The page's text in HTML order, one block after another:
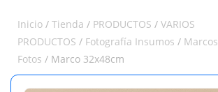
Inicio / Tienda / PRODUCTOS / VARIOS
PRODUCTOS / Fotografía Insumos /
Fotos / Marco 32x48cm